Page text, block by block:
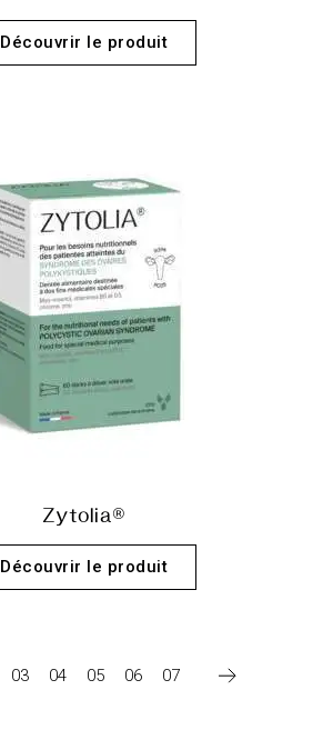
Découvrir le produit
Zytolia®
Découvrir le produit
03 04 05 06 07